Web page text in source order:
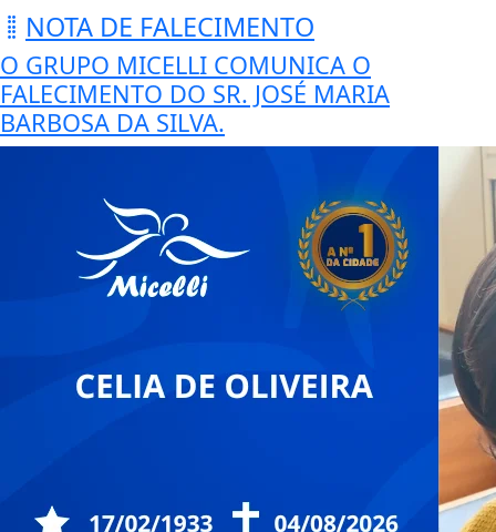
NOTA DE FALECIMENTO
O GRUPO MICELLI COMUNICA O
FALECIMENTO DO SR. JOSÉ MARIA
BARBOSA DA SILVA.